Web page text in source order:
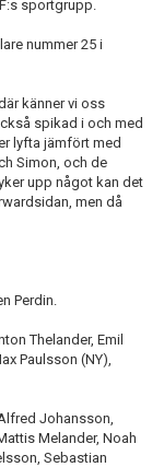
sportgrupp.
nummer 25 i
känner vi oss
spikad i och med
lyfta jämfört med
Simon, och de
upp något kan det
men då
Perdin.
Thelander, Emil
Paulsson (NY),
Johansson,
Melander, Noah
Sebastian